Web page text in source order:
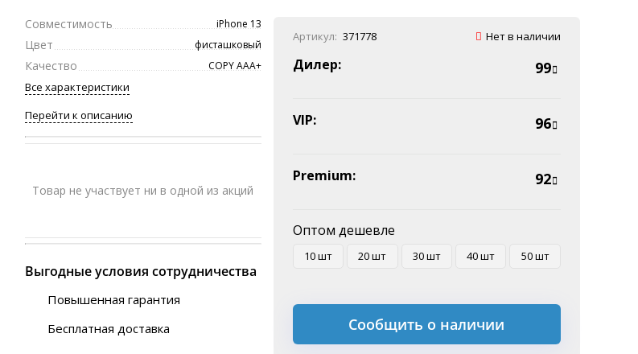
Совместимость iPhone 13
Цвет фисташковый
Качество COPY ААА+
Все характеристики
Перейти к описанию
Товар не участвует ни в одной из акций
Выгодные условия сотрудничества
Повышенная гарантия
Бесплатная доставка
Артикул: 371778 Нет в наличии
Дилер: 99
VIP: 96
Premium: 92
Оптом дешевле
10 шт 20 шт 30 шт 40 шт 50 шт
Сообщить о наличии